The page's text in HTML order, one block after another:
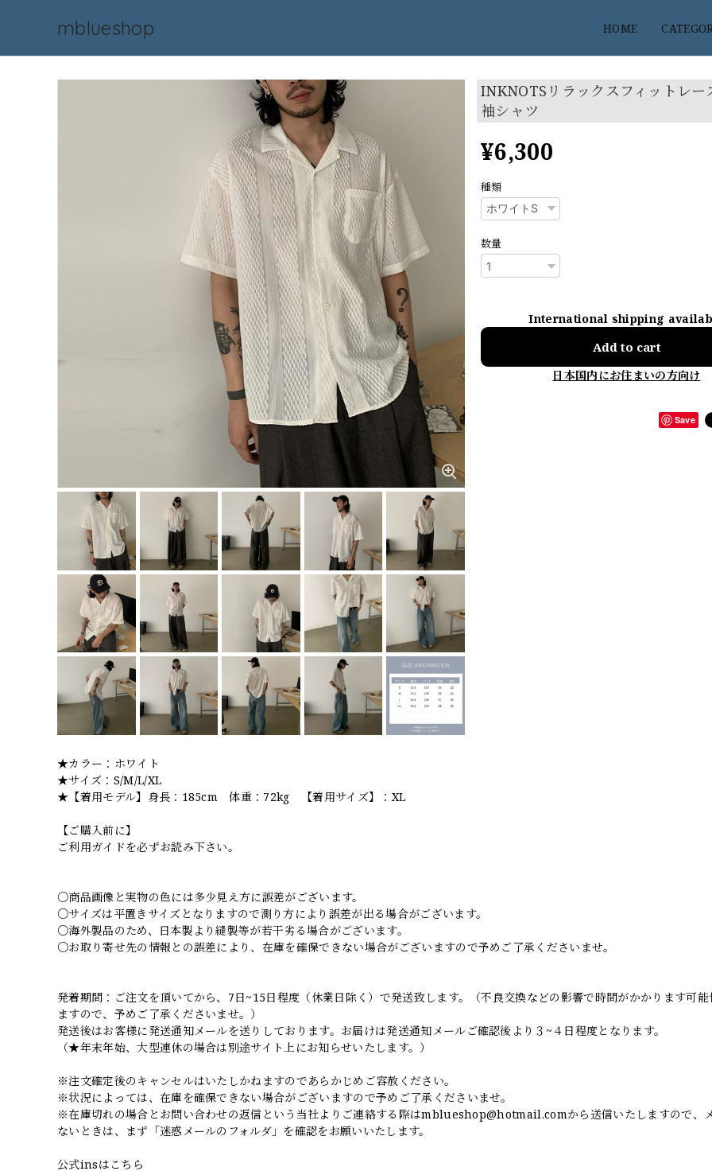
mblueshop HOME
INKNOTSリラックスフィットレー
袖シャツ
¥6,300
種類
数量
International shipping
Add to cart
日本国内にお住まいの方向け
Save
★カラー：ホワイト
★サイズ：S/M/L/XL
★【着用モデル】身長：185cm 体重：72kg 【着用サイズ】：XL
【ご購入前に】
ご利用ガイドを必ずお読み下さい。
○商品画像と実物の色には多少見え方に誤差がございます。
○サイズは平置きサイズとなりますので測り方により誤差が出る場合がございます。
○海外製品のため、日本製より縫製等が若干劣る場合がございます。
○お取り寄せ先の情報との誤差により、在庫を確保できない場合がございますので予めご了承くださいませ。
発着期間：ご注文を頂いてから、7日~15日程度（休業日除く）で発送致します。（不良交換などの影響で時間がかかります可能
ますので、予めご了承くださいませ。）
発送後はお客様に発送通知メールを送りしております。お届けは発送通知メールご確認後より３~４日程度となります。
（★年末年始、大型連休の場合は別途サイト上にお知らせいたします。）
※注文確定後のキャンセルはいたしかねますのであらかじめご容赦ください。
※状況によっては、在庫を確保できない場合がございますので予めご了承くださいませ。
※在庫切れの場合とお問い合わせの返信という当社よりご連絡する際はmblueshop@hotmail.comから送信いたしますので、
ないときは、まず「迷惑メールのフォルダ」を確認をお願いいたします。
公式insはこちら